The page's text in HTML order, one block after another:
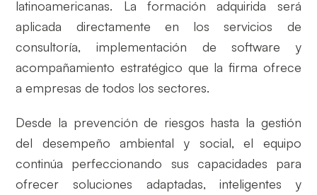
latinoamericanas. La formación adquirida será
aplicada directamente en los servicios de
consultoría, implementación de software y
acompañamiento estratégico que la firma ofrece
a empresas de todos los sectores.
Desde la prevención de riesgos hasta la gestión
del desempeño ambiental y social, el equipo
continúa perfeccionando sus capacidades para
ofrecer soluciones adaptadas, inteligentes y